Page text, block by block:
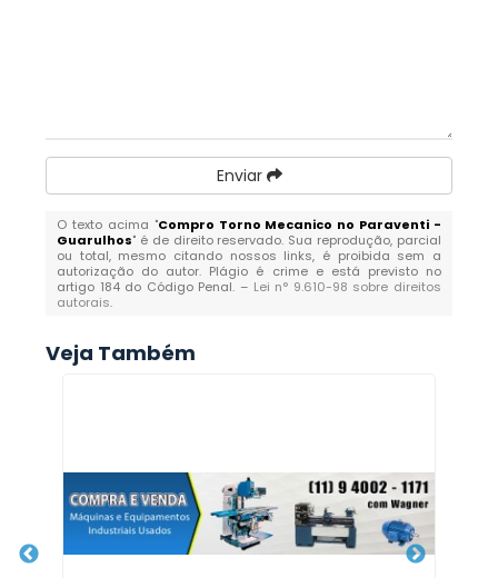
Enviar
O texto acima "Compro Torno Mecanico no Paraventi -
Guarulhos" é de direito reservado. Sua reprodução, parcial
ou total, mesmo citando nossos links, é proibida sem a
autorização do autor. Plágio é crime e está previsto no
artigo 184 do Código Penal. – Lei n° 9.610-98 sobre direitos
autorais.
Veja Também